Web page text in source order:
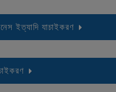
ইত্যাদি যাচাইকরণ